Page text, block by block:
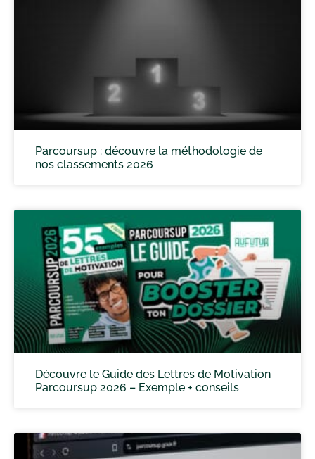
Parcoursup : découvre la méthodologie de
nos classements 2026
Découvre le Guide des Lettres de Motivation
Parcoursup 2026 – Exemple + conseils